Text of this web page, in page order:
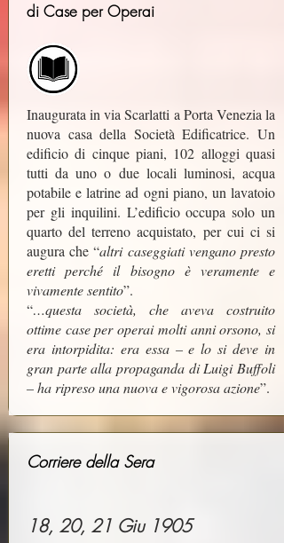
di Case per Operai
Inaugurata in via Scarlatti a Porta Venezia la
nuova casa della Società Edificatrice. Un
edificio di cinque piani, 102 alloggi quasi
tutti da uno o due locali luminosi, acqua
potabile e latrine ad ogni piano, un lavatoio
per gli inquilini. L’edificio occupa solo un
quarto del terreno acquistato, per cui ci si
augura che “altri caseggiati vengano presto
eretti perché il bisogno è veramente e
vivamente sentito”.
“…questa società, che aveva costruito
ottime case per operai molti anni orsono, si
era intorpidita: era essa – e lo si deve in
gran parte alla propaganda di Luigi Buffoli
– ha ripreso una nuova e vigorosa azione”.
Corriere della Sera
18, 20, 21 Giu 1905